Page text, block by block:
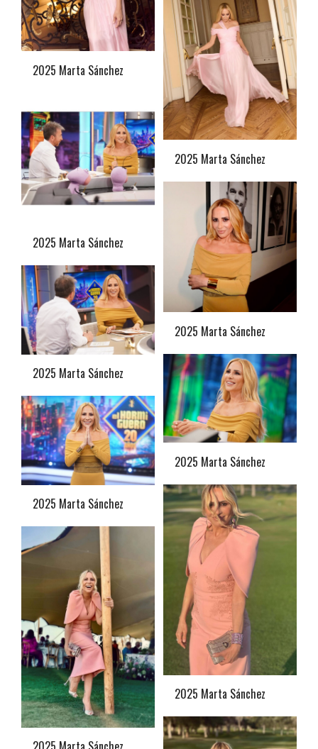
2025 Marta Sánchez
2025 Marta Sánchez
2025 Marta Sánchez
2025 Marta Sánchez
2025 Marta Sánchez
2025 Marta Sánchez
2025 Marta Sánchez
2025 Marta Sánchez